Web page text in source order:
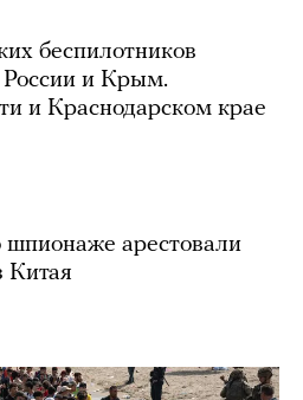
беспилотников
России и Крым.
и Краснодарском крае
арестовали
Китая